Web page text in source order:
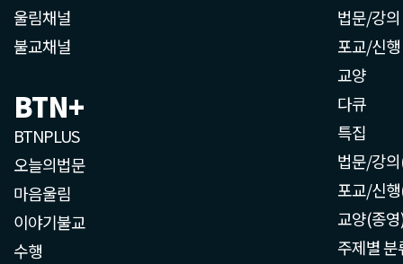
울림채널
불교채널
BTN+
BTNPLUS
오늘의법문
마음울림
이야기불교
수행
법문/강의
포교/신행
교양
다큐
특집
법문/강
포교/신
교양(종
주제별 분